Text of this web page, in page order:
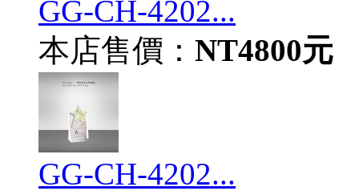
GG-CH-4202...
本店售價： NT4800元
GG-CH-4202...